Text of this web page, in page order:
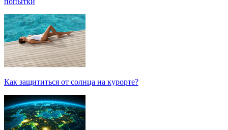
Как защититься от солнца на курорте?